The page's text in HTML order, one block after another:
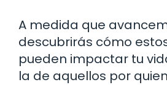
A medida que
descubrirás cómo
pueden impactar tu
la de aquellos por